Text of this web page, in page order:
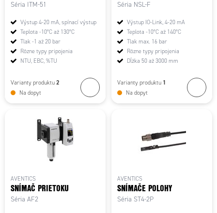
Séria ITM-51
Výstup 4-20 mA, spínací výstup
Teplota -10°C až 130°C
Tlak -1 až 20 bar
Rôzne typy pripojenia
NTU, EBC, %TU
Varianty produktu 2
Na dopyt
Séria NSL-F
Výstup IO-Link, 4-20 mA
Teplota -10°C až 140°C
Tlak max. 16 bar
Rôzne typy pripojenia
Dĺžka 50 až 3000 mm
Varianty produktu 1
Na dopyt
AVENTICS
SNÍMAČ PRIETOKU
Séria AF2
AVENTICS
SNÍMAČE POLOHY
Séria ST4-2P